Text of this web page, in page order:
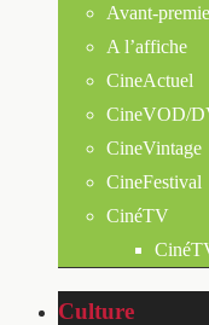
Avant-
A l’affiche
CineActuel
CineVOD/
CineVintage
CineFestival
CinéTV
Culture